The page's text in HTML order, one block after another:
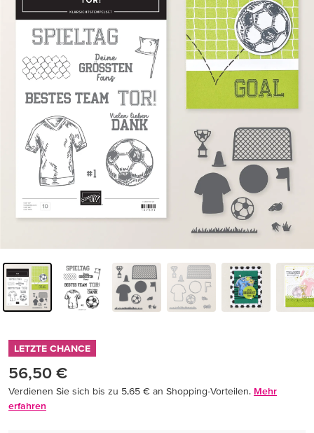
LETZTE CHANCE
56,50 €
Verdienen Sie sich bis zu 5,65 € an Shopping-Vorteilen. Mehr
erfahren